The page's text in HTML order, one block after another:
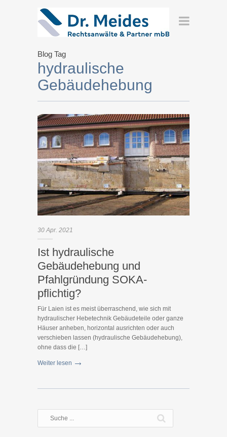
Blog Tag
hydraulische
Gebäudehebung
30 Apr. 2021
Ist hydraulische
Gebäudehebung und
Pfahlgründung SOKA-
pflichtig?
Für Laien ist es meist überraschend, wie sich mit
hydraulischer Hebetechnik Gebäudeteile oder ganze
Häuser anheben, horizontal ausrichten oder auch
verschieben lassen (hydraulische Gebäudehebung),
ohne dass die […]
Weiter lesen